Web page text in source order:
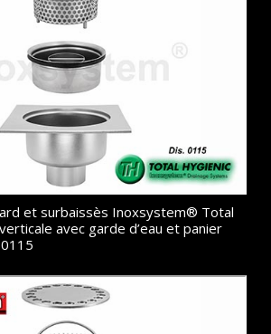
et surbaissès Inoxsystem® Total
avec garde d’eau et panier